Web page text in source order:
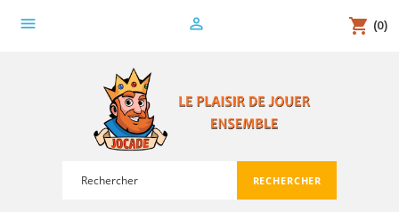
menu person_outline shopping_cart (0)
search
RECHERCHER